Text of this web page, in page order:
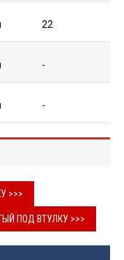
22
-
-
>>>
ПОД ВТУЛКУ >>>